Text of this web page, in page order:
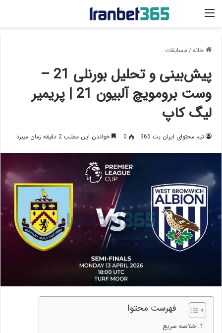
منو
خانه/مسابقات
پیش‌بینی و تحلیل بورنلی 21 –
وست برومویچ آلبیون 21 | پریمیر
لیگ کاپ
تیم محتوای ایران بت 365 0 خواندن این مطلب 2 دقیقه زمان میبرد
فهرست محتوا
خلاصه سریع